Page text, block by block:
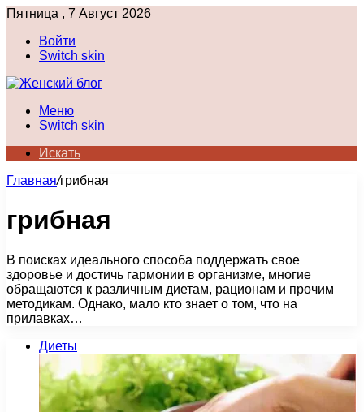
Пятница , 7 Август 2026
Войти
Switch skin
Меню
Switch skin
Искать
Главная/грибная
грибная
В поисках идеального способа поддержать свое
здоровье и достичь гармонии в организме, многие
обращаются к различным диетам, рационам и прочим
методикам. Однако, мало кто знает о том, что на
прилавках…
Диеты